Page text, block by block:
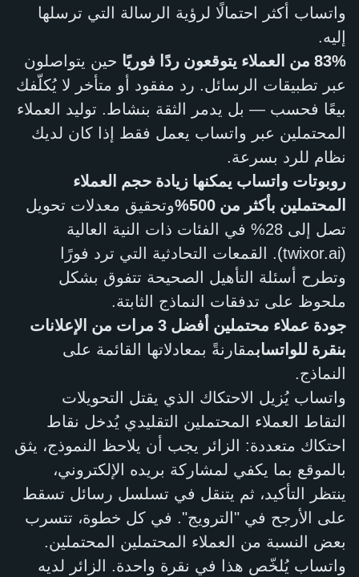
واتساب أكثر احتمالًا لرؤية الرسالة التي ترسلها
إليه.
83% من العملاء يتوقعون ردًا فوريًا
حين يتواصلون
عبر تطبيقات الرسائل. رد مفقود أو متأخر لا يُكلّفك
بيعًا فحسب — بل يدمر الثقة بنشاط. توليد العملاء
المحتملين عبر واتساب يعمل فقط إذا كان لديك
نظام للرد بسرعة.
روبوتات واتساب يمكنها زيادة حجم العملاء
المحتملين بأكثر من 500%
وتحقيق معدلات تحويل
تصل إلى 28% في الفئات ذات النية العالية
(twixor.ai). القمعات التحادثية التي ترد فورًا
وتطرح أسئلة التأهيل الصحيحة تتفوق بشكل
ملحوظ على تدفقات النماذج الثابتة.
جودة عملاء محتملين أفضل 3 مرات من الإعلانات
بنقرة للواتسابمقارنةً بمعادلاتها القائمة على
النماذج.
واتساب يُزيل الاحتكاك الذي يقتل التحويلات
التقاط العملاء المحتملين التقليدي يُدخل نقاط
احتكاك متعددة: الزائر يجب أن يلاحظ النموذج، يثق
بالموقع بما يكفي لمشاركة بريده الإلكتروني،
ينتظر التأكيد، ثم يتنقل في تسلسل رسائل تسقط
على الأرجح في "الترويج". في كل خطوة، تتسرب
بعض النسبة من العملاء المحتملين المحتملين.
واتساب يُلخّص هذا في نقرة واحدة. الزائر لديه